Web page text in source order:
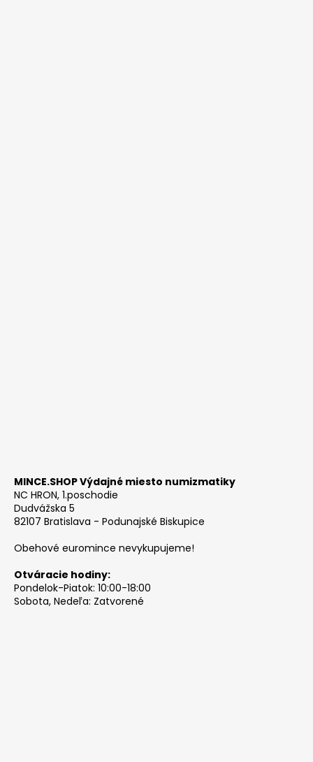
MINCE.SHOP Výdajné miesto numizmatiky
NC HRON, 1.poschodie
Dudvážska 5
82107 Bratislava - Podunajské Biskupice
Obehové euromince nevykupujeme!
Otváracie hodiny:
Pondelok-Piatok: 10:00-18:00
Sobota, Nedeľa: Zatvorené